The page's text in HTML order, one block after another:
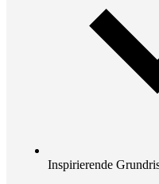
Inspirierende